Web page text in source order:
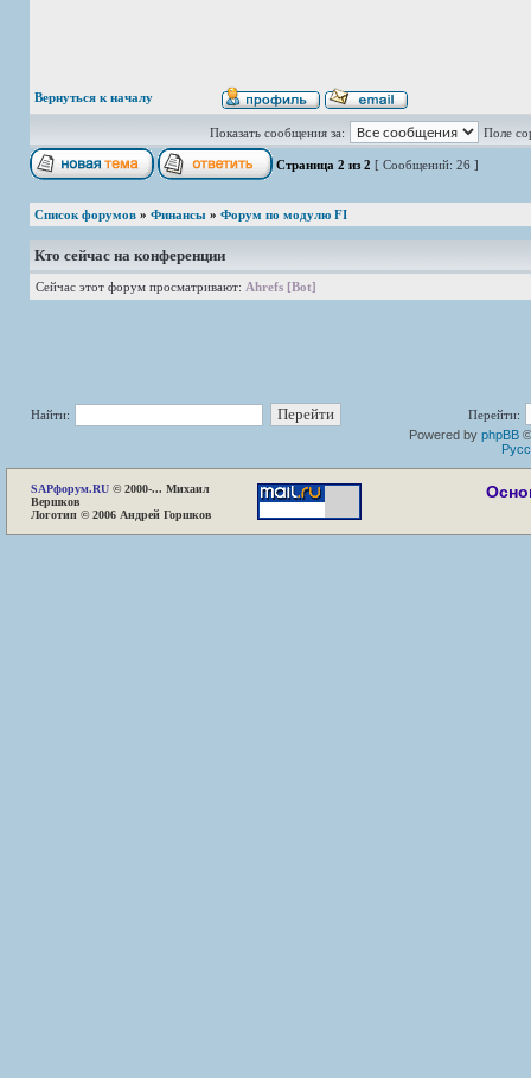
Вернуться к началу
Показать сообщения за: Поле
Страница 2 из 2 [ Сообщений: 26 ]
Список форумов » Финансы » Форум по модулю FI
Кто сейчас на конференции
Сейчас этот форум просматривают: Ahrefs [Bot]
Найти:
Перейти:
Powered by phpBB
SAPфорум.RU © 2000-... Михаил
Вершков
Логотип © 2006 Андрей Горшков